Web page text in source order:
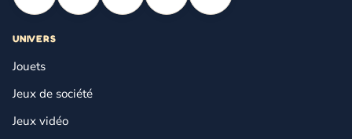
UNIVERS
Jouets
Jeux de société
Jeux vidéo